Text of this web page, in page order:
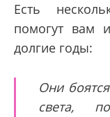
Есть
помогут вам
долгие годы:
Они
света,